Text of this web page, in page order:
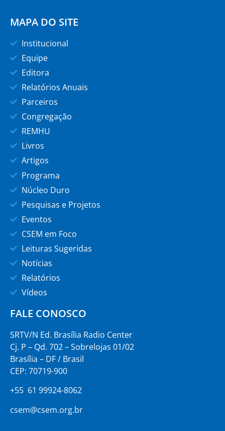
MAPA DO SITE
Institucional
Equipe
Editora
Relatórios Anuais
Parceiros
Congregação
REMHU
Livros
Artigos
Programa
Núcleo Duro
Pesquisas e Projetos
Eventos
CSEM em Foco
Leituras Sugeridas
Notícias
Relatórios
Vídeos
FALE CONOSCO
SRTV/N Ed. Brasília Radio Center
Cj. P – Qd. 702 – Sobrelojas 01/02
Brasília – DF / Brasil
CEP: 70719-900
+55 61 99924-8062
csem@csem.org.br